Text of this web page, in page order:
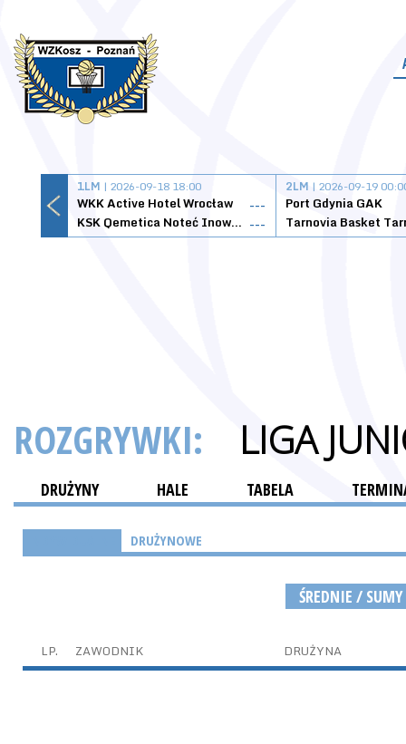
1LM | 2026-09-18 18:00
WKK Active Hotel Wrocław
---
KSK Qemetica Noteć Inowrocław ---
2LM | 2026-09-19
Port Gdynia GAK
ROZGRYWKI: LIGA
DRUŻYNY HALE TABELA
DRUŻYNOWE
ŚREDNIE / SUMY
LP. ZAWODNIK DRUŻYNA